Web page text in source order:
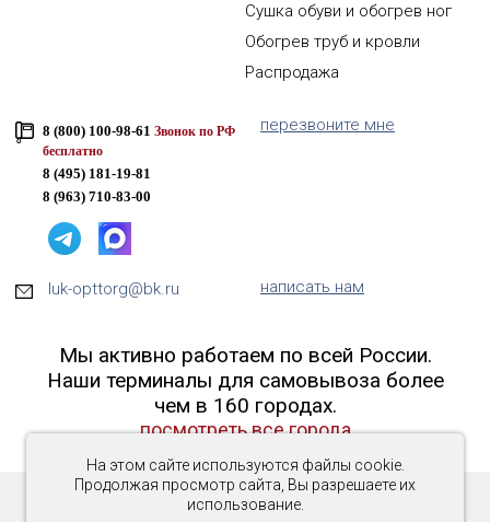
На этом сайте используются файлы cookie.
Продолжая просмотр сайта, Вы разрешаете их
использование.
Сушка обуви и обогрев ног
Обогрев труб и кровли
Распродажа
8 (800) 100-98-61 Звонок по РФ
бесплатно
8 (495) 181-19-81
8 (963) 710-83-00
перезвоните мне
luk-opttorg@bk.ru написать нам
Мы активно работаем по всей России.
Наши терминалы для самовывоза более
чем в 160 городах.
посмотреть все города